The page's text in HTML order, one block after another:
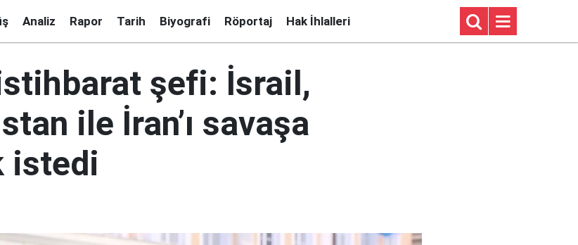
Analiz Rapor Tarih Biyografi Röportaj Hak İhlalleri
şefi: İsrail,
ile İran’ı savaşa
istedi